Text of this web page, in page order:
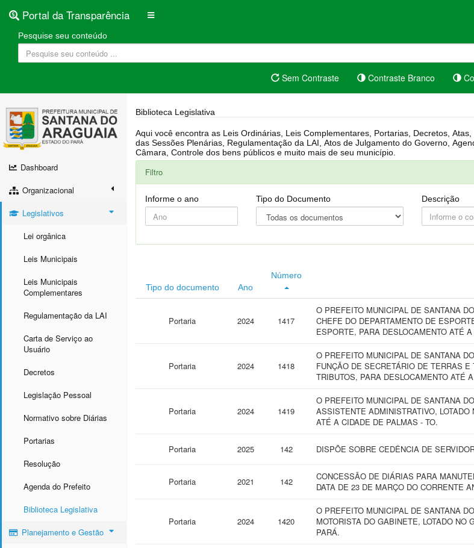
Portal da Transparência
Pesquise seu conteúdo
Sem Contraste Contraste Branco
Dashboard
Organizacional
Legislativos
Lei orgânica
Leis Municipais
Leis Municipais
Complementares
Regulamentação da LAI
Carta de Serviço ao
Usuário
Decretos
Legislação Pessoal
Normativo sobre Diárias
Portarias
Resolução
Agenda do Prefeito
Biblioteca Legislativa
Planejamento e Gestão
Biblioteca Legislativa
Aqui você encontra as Leis Ordinárias, Leis Complementares, Portarias, Decretos, Atas, PPA, LDO, LOA, RREO, Resoluções, RGF, Lei Orgânica, Regimento Interno, Pauta
das Sessões Plenárias, Regulamentação da LAI, Atos de Julgamento do Governo, Agenda Externa do presidente, Relatório do Controle Interno, Projetos em tramitação na
Câmara, Controle dos bens públicos e muito mais de seu município.
Filtro
Informe o ano Tipo do Documento Descrição
Tipo do documento Ano
Número
Portaria 2024 1417
O PREFEITO MUNICIPAL DE SANTANA
CHEFE DO DEPARTAMENTO DE
ESPORTE, PARA DESLOCAMENTO ATÉ
Portaria 2024 1418
O PREFEITO MUNICIPAL DE SANTANA
FUNÇÃO DE SECRETÁRIO DE TERRAS
TRIBUTOS, PARA DESLOCAMENTO ATÉ
Portaria 2024 1419
O PREFEITO MUNICIPAL DE SANTANA
ASSISTENTE ADMINISTRATIVO,
ATÉ A CIDADE DE PALMAS - TO.
Portaria 2025 142 DISPÕE SOBRE CEDÊNCIA DE
Portaria 2021 142
CONCESSÃO DE DIÁRIAS PARA
DATA DE 23 DE MARÇO DO CORRENTE
Portaria 2024 1420
O PREFEITO MUNICIPAL DE SANTANA
MOTORISTA DO GABINETE, LOTADO NO
PARÁ.